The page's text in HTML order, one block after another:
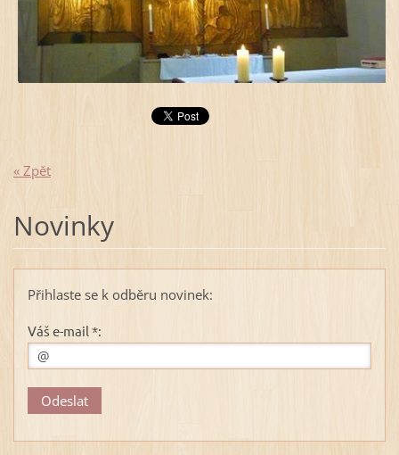
« Zpět
Novinky
Přihlaste se k odběru novinek:
Váš e-mail *: